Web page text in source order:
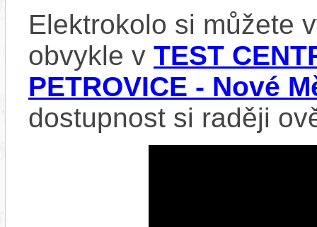
Elektrokolo si můžete
obvykle v TEST
PETROVICE - Nové
dostupnost si raději